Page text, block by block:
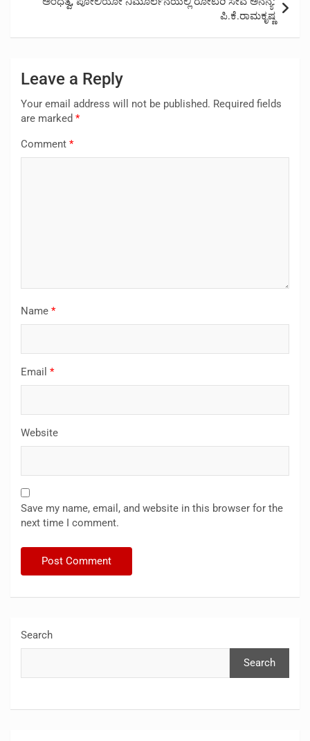
ಪಿ.ಕೆ.ರಾಮಕೃಷ್ಣ
Leave a Reply
Your email address will not be published. Required fields
are marked *
Comment *
Name *
Email *
Website
Save my name, email, and website in this browser for the
next time I comment.
Search
Search